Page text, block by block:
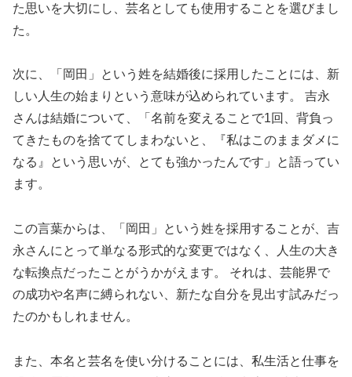
た思いを大切にし、芸名としても使用することを選びまし
た。
次に、「岡田」という姓を結婚後に採用したことには、新
しい人生の始まりという意味が込められています。 吉永
さんは結婚について、「名前を変えることで1回、背負っ
てきたものを捨ててしまわないと、『私はこのままダメに
なる』という思いが、とても強かったんです」と語ってい
ます。
この言葉からは、「岡田」という姓を採用することが、吉
永さんにとって単なる形式的な変更ではなく、人生の大き
な転換点だったことがうかがえます。 それは、芸能界で
の成功や名声に縛られない、新たな自分を見出す試みだっ
たのかもしれません。
また、本名と芸名を使い分けることには、私生活と仕事を